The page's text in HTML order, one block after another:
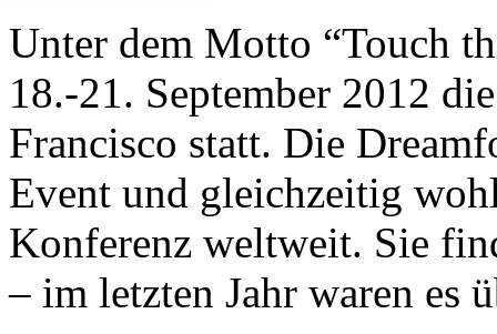
Unter dem Motto “Touch
18.-21. September 2012
Francisco statt. Die
Event und gleichzeitig
Konferenz weltweit. Sie
– im letzten Jahr waren es